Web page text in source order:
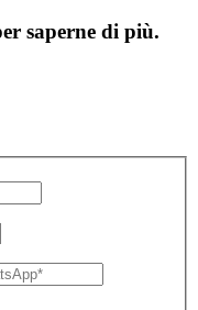
saperne di più.